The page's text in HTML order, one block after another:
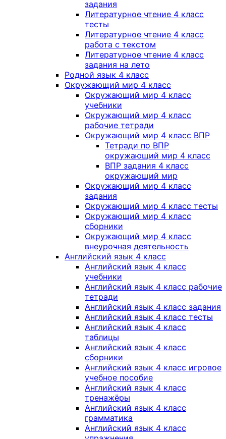
задания
Литературное чтение 4 класс
тесты
Литературное чтение 4 класс
работа с текстом
Литературное чтение 4 класс
задания на лето
Родной язык 4 класс
Окружающий мир 4 класс
Окружающий мир 4 класс
учебники
Окружающий мир 4 класс
рабочие тетради
Окружающий мир 4 класс ВПР
Тетради по ВПР
окружающий мир 4 класс
ВПР задания 4 класс
окружающий мир
Окружающий мир 4 класс
задания
Окружающий мир 4 класс тесты
Окружающий мир 4 класс
сборники
Окружающий мир 4 класс
внеурочная деятельность
Английский язык 4 класс
Английский язык 4 класс
учебники
Английский язык 4 класс рабочие
тетради
Английский язык 4 класс задания
Английский язык 4 класс тесты
Английский язык 4 класс
таблицы
Английский язык 4 класс
сборники
Английский язык 4 класс игровое
учебное пособие
Английский язык 4 класс
тренажёры
Английский язык 4 класс
грамматика
Английский язык 4 класс